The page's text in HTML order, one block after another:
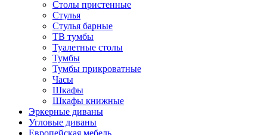
Столы пристенные
Стулья
Стулья барные
ТВ тумбы
Туалетные столы
Тумбы
Тумбы прикроватные
Часы
Шкафы
Шкафы книжные
Эркерные диваны
Угловые диваны
Европейская мебель